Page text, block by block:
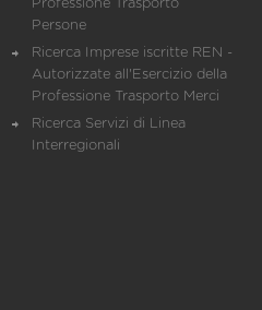
Professione Trasporto
Persone
Ricerca Imprese iscritte REN -
Autorizzate all'Esercizio della
Professione Trasporto Merci
Ricerca Servizi di Linea
Interregionali